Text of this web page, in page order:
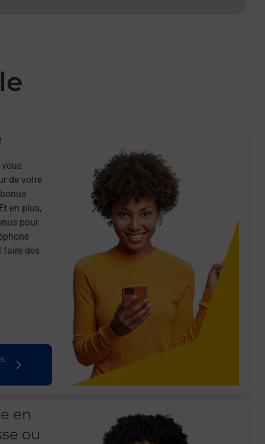
vous
de votre
en plus,
pour
faire des
en
ou